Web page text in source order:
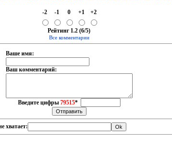
-2 -1 0 +1 +2
Рейтинг 1.2 (6/5)
Все комментарии
Ваше имя:
Ваш комментарий:
Введите цифры 79515*
хватает: